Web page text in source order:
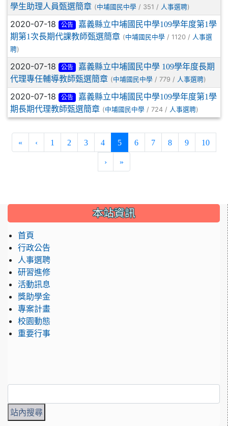
學生助理人員甄選簡章 (中埔國民中學 / 351 / 人事選聘)
2020-07-18 公告
嘉義縣立中埔國民中學109學年度第1學
期第1次長期代課教師甄選簡章 (中埔國民中學 / 1120 / 人事選
聘)
2020-07-18 公告
嘉義縣立中埔國民中學 109學年度長期
代理專任輔導教師甄選簡章 (中埔國民中學 / 779 / 人事選聘)
2020-07-18 公告
嘉義縣立中埔國民中學109學年度第1學
期長期代理教師甄選簡章 (中埔國民中學 / 724 / 人事選聘)
« ‹ 1 2 3 4 5(current)
6 7 8 9 10
› »
::: 本站資訊
首頁
行政公告
人事選聘
研習進修
活動訊息
獎助學金
專案計畫
校園動態
重要行事